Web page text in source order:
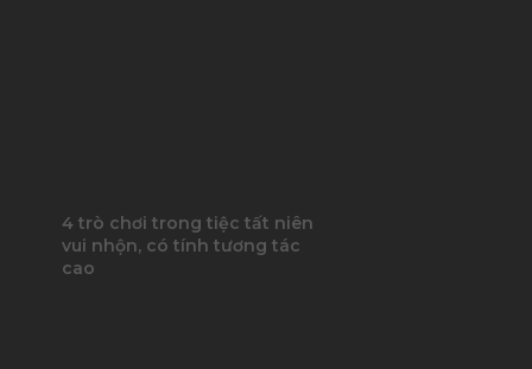
4 trò chơi trong tiệc tất niên
vui nhộn, có tính tương tác
cao